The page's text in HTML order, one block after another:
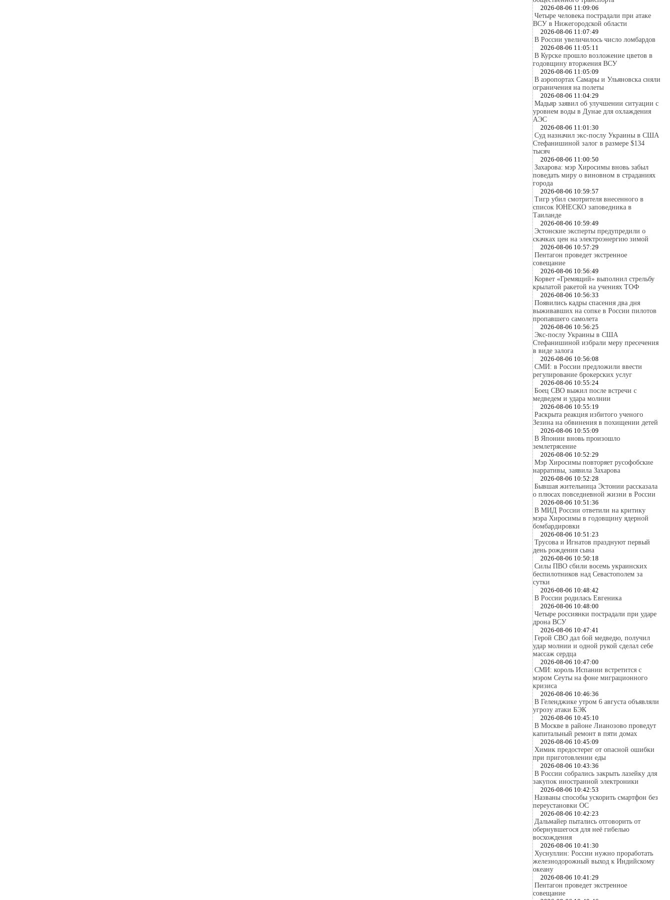
2026-08-06 11:09:06
Четыре человека пострадали при атаке
ВСУ в Нижегородской области
2026-08-06 11:07:49
В России увеличилось число ломбардов
2026-08-06 11:05:11
В Курске прошло возложение цветов в
годовщину вторжения ВСУ
2026-08-06 11:05:09
В аэропортах Самары и Ульяновска сняли
ограничения на полеты
2026-08-06 11:04:29
Мадьяр заявил об улучшении ситуации с
уровнем воды в Дунае для охлаждения
АЭС
2026-08-06 11:01:30
Суд назначил экс-послу Украины в США
Стефанишиной залог в размере $134
тысяч
2026-08-06 11:00:50
Захарова: мэр Хиросимы вновь забыл
поведать миру о виновном в страданиях
города
2026-08-06 10:59:57
Тигр убил смотрителя внесенного в
список ЮНЕСКО заповедника в
Таиланде
2026-08-06 10:59:49
Эстонские эксперты предупредили о
скачках цен на электроэнергию зимой
2026-08-06 10:57:29
Пентагон проведет экстренное
совещание
2026-08-06 10:56:49
Корвет «Гремящий» выполнил стрельбу
крылатой ракетой на учениях ТОФ
2026-08-06 10:56:33
Появились кадры спасения два дня
выживавших на сопке в России пилотов
пропавшего самолета
2026-08-06 10:56:25
Экс-послу Украины в США
Стефанишиной избрали меру пресечения
в виде залога
2026-08-06 10:56:08
СМИ: в России предложили ввести
регулирование брокерских услуг
2026-08-06 10:55:24
Боец СВО выжил после встречи с
медведем и удара молнии
2026-08-06 10:55:19
Раскрыта реакция избитого ученого
Зезина на обвинения в похищении детей
2026-08-06 10:55:09
В Японии вновь произошло
землетрясение
2026-08-06 10:52:29
Мэр Хиросимы повторяет русофобские
нарративы, заявила Захарова
2026-08-06 10:52:28
Бывшая жительница Эстонии рассказала
о плюсах повседневной жизни в России
2026-08-06 10:51:36
В МИД России ответили на критику
мэра Хиросимы в годовщину ядерной
бомбардировки
2026-08-06 10:51:23
Трусова и Игнатов празднуют первый
день рождения сына
2026-08-06 10:50:18
Силы ПВО сбили восемь украинских
беспилотников над Севастополем за
сутки
2026-08-06 10:48:42
В России родилась Евгеника
2026-08-06 10:48:00
Четыре россиянки пострадали при ударе
дрона ВСУ
2026-08-06 10:47:41
Герой СВО дал бой медведю, получил
удар молнии и одной рукой сделал себе
массаж сердца
2026-08-06 10:47:00
СМИ: король Испании встретится с
мэром Сеуты на фоне миграционного
кризиса
2026-08-06 10:46:36
В Геленджике утром 6 августа объявляли
угрозу атаки БЭК
2026-08-06 10:45:10
В Москве в районе Лианозово проведут
капитальный ремонт в пяти домах
2026-08-06 10:45:09
Химик предостерег от опасной ошибки
при приготовлении еды
2026-08-06 10:43:36
В России собрались закрыть лазейку для
закупок иностранной электроники
2026-08-06 10:42:53
Названы способы ускорить смартфон без
переустановки ОС
2026-08-06 10:42:23
Дальмайер пытались отговорить от
обернувшегося для неё гибелью
восхождения
2026-08-06 10:41:30
Хуснуллин: России нужно проработать
железнодорожный выход к Индийскому
океану
2026-08-06 10:41:29
Пентагон проведет экстренное
совещание